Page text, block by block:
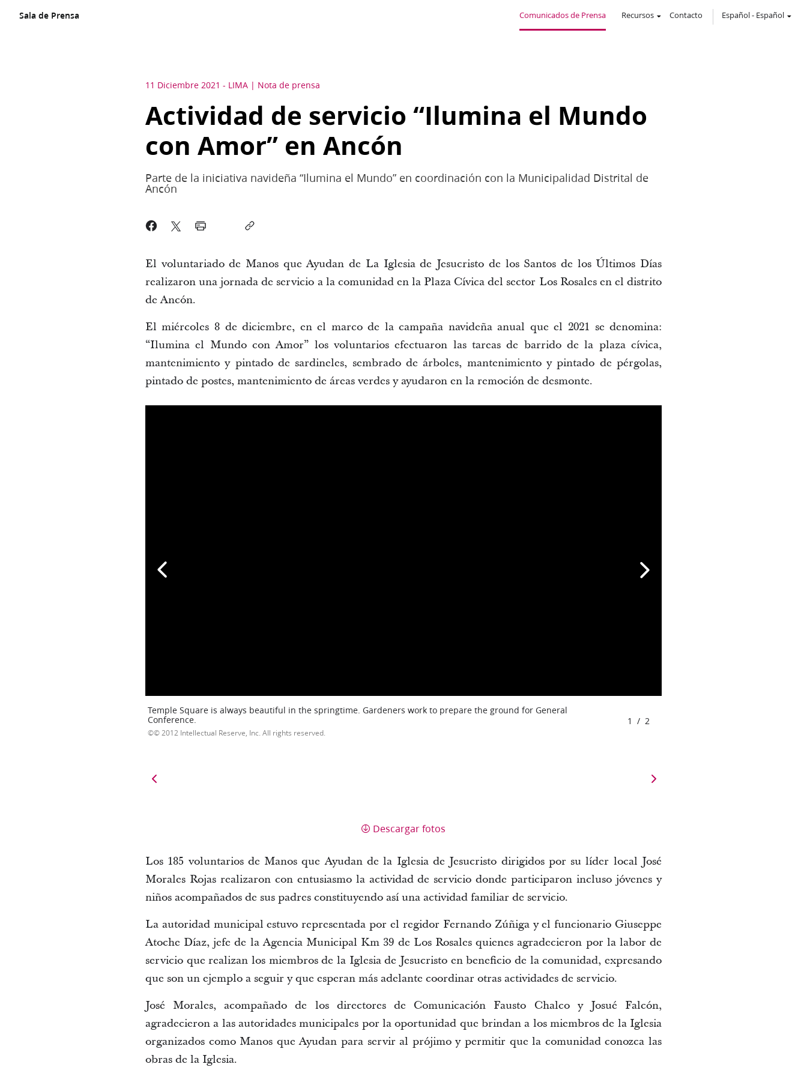
Sala de Prensa Comunicados de Prensa Recursos Contacto Español- Español
11 Diciembre 2021 - LIMA Nota de prensa
Actividad de servicio “Ilumina el Mundo
con Amor” en Ancón
Parte de la iniciativa navideña “Ilumina el Mundo” en coordinación con la Municipalidad Distrital de
Ancón
El voluntariado de Manos que Ayudan de La Iglesia de Jesucristo de los Santos de los Últimos Días
realizaron una jornada de servicio a la comunidad en la Plaza Cívica del sector Los Rosales en el distrito
de Ancón.
El miércoles 8 de diciembre, en el marco de la campaña navideña anual que el 2021 se denomina:
“Ilumina el Mundo con Amor” los voluntarios efectuaron las tareas de barrido de la plaza cívica,
mantenimiento y pintado de sardineles, sembrado de árboles, mantenimiento y pintado de pérgolas,
pintado de postes, mantenimiento de áreas verdes y ayudaron en la remoción de desmonte.
Temple Square is always beautiful in the springtime. Gardeners work to prepare the ground for General
Conference.
© 2012 Intellectual Reserve, Inc. All rights reserved.
1 / 2
Descargar fotos
Los 185 voluntarios de Manos que Ayudan de la Iglesia de Jesucristo dirigidos por su líder local José
Morales Rojas realizaron con entusiasmo la actividad de servicio donde participaron incluso jóvenes y
niños acompañados de sus padres constituyendo así una actividad familiar de servicio.
La autoridad municipal estuvo representada por el regidor Fernando Zúñiga y el funcionario Giuseppe
Atoche Díaz, jefe de la Agencia Municipal Km 39 de Los Rosales quienes agradecieron por la labor de
servicio que realizan los miembros de la Iglesia de Jesucristo en beneficio de la comunidad, expresando
que son un ejemplo a seguir y que esperan más adelante coordinar otras actividades de servicio.
José Morales, acompañado de los directores de Comunicación Fausto Chalco y Josué Falcón,
agradecieron a las autoridades municipales por la oportunidad que brindan a los miembros de la Iglesia
organizados como Manos que Ayudan para servir al prójimo y permitir que la comunidad conozca las
obras de la Iglesia.